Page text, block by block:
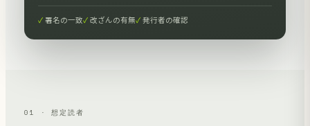
署名の一致 改ざんの有無 発行者の確認
01 · 想定読者